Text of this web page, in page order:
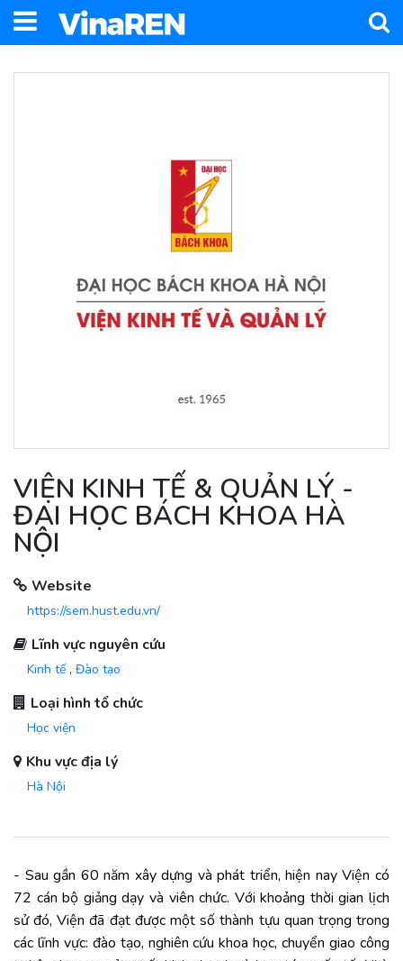
VIỆN KINH TẾ & QUẢN LÝ -
ĐẠI HỌC BÁCH KHOA HÀ
NỘI
Website
https://sem.hust.edu.vn/
Lĩnh vực nguyên cứu
Kinh tế , Đào tạo
Loại hình tổ chức
Học viện
Khu vực địa lý
Hà Nội
- Sau gần 60 năm xây dựng và phát triển, hiện nay Viện có
72 cán bộ giảng dạy và viên chức. Với khoảng thời gian lịch
sử đó, Viện đã đạt được một số thành tựu quan trọng trong
các lĩnh vực: đào tạo, nghiên cứu khoa học, chuyển giao công